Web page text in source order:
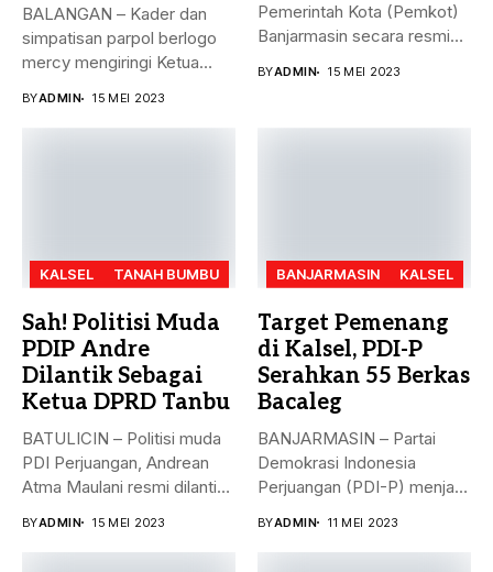
BALANGAN – Kader dan
simpatisan parpol berlogo
mercy mengiringi Ketua
BYADMIN 15 MEI 2023
Pemerintah Kota (Pemkot)
Banjarmasin secara resmi
BYADMIN 15 MEI 2023
KALSEL TANAH BUMBU
Sah! Politisi Muda
PDIP Andre
Dilantik Sebagai
Ketua DPRD Tanbu
BATULICIN – Politisi muda
PDI Perjuangan, Andrean
Atma Maulani resmi dilantik
BYADMIN 15 MEI 2023
BANJARMASIN KALSEL
Target Pemenang
di Kalsel, PDI-P
Serahkan 55 Berkas
Bacaleg
BANJARMASIN – Partai
Demokrasi Indonesia
Perjuangan (PDI-P) menjadi
BYADMIN 11 MEI 2023